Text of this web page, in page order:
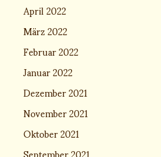
April 2022
März 2022
Februar 2022
Januar 2022
Dezember 2021
November 2021
Oktober 2021